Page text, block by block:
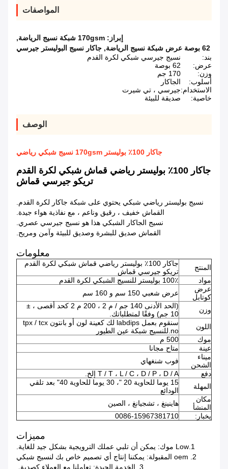
المواصفات
إبراز: 170gsm شبكة نسيج الرياضة
,
62 بوصة عرض شبكة نسيج الرياضة
, جاكار نسيج البوليستر جيرسي
بند:
نسيج جيرسي شبكي لكرة القدم
عرض:
62 بوصة
وزن:
170 جم
أسلوب:
الجاكار
الاستخدام:جيرسي ، تي شيرت
خاصية:
صديقة للبيئة
الوصف
جاكار 100٪ بوليستر 170gsm نسيج شبكي رياضي
جاكار 100٪ بوليستر رياضي قماش شبكي لكرة القدم
تريكو جيرسي قماش
نسيج بوليستر رياضي شبكي يحتوي على شبكة جاكار لكرة القدم.
القماش خفيف ، رقيق وناعم ، مع نفاذية هواء جيدة.
نسيج الجاكار الشبكي هذا هو نسيج جيرسي عصري.
القماش صديق للبشرة وصديق للبيئة وآمن ومريح.
معلومات
المنتج
جاكار 100٪ بوليستر رياضي قماش شبكي لكرة القدم
تريكو جيرسي قماش
مواد
100٪ بوليستر للنسيج الشبكي لكرة القدم
عرض
كوتابل
عرض شعبي 150 سم و 160 سم
وزن
(الحد الأدنى 140 جم / م 2 ، 200 م 2 كحد أقصى ، ±
10 جم) وفقًا لمتطلباتك.
اللون
سنقوم بعمل labdips لك كعينة لون أو بانتون tpx / tcx
no.للنسيج شبكة عين الطيور
موك
500 م
عينة
متاح مجانا
ميناء
الشحن
فوب شنغهاي
دفع
T / T ، L / C ، D / P ، D / A إلخ.
المهلة
15 يوما للحاوية 20 "، 30 يوما للحاوية 40" بعد تلقي
الودائع
مكان
المنشأ
هاينينغ ، تشجيانغ ، الصين
يخبار:
0086-15967381710
مميزات
1.Low موك: يمكن أن تلبي عملك الترويجية بشكل جيد للغاية.
2. oem المقبولة: يمكننا إنتاج أي تصميم خاص بك لنسيج شبكي
3. الخدمة الجيدة: تعاملنا مع العملاء كصديق.